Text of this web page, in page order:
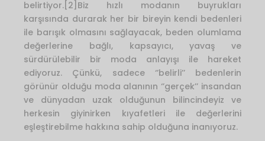
belirtiyor.[2]Biz hızlı modanın buyrukları
karşısında durarak her bir bireyin kendi bedenleri
ile barışık olmasını sağlayacak, beden olumlama
değerlerine bağlı, kapsayıcı, yavaş ve
sürdürülebilir bir moda anlayışı ile hareket
ediyoruz. Çünkü, sadece ‘’belirli’’ bedenlerin
görünür olduğu moda alanının ‘’gerçek’’ insandan
ve dünyadan uzak olduğunun bilincindeyiz ve
herkesin giyinirken kıyafetleri ile değerlerini
eşleştirebilme hakkına sahip olduğuna inanıyoruz.